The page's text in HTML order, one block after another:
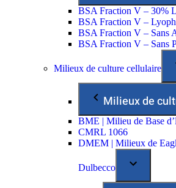
BSA Fraction V – 30%
BSA Fraction V –
BSA Fraction V – Sans
BSA Fraction V – Sans
Milieux de culture cellulaire
Milieux de
BME | Milieu de Base
CMRL 1066
DMEM | Milieux de
Dulbecco